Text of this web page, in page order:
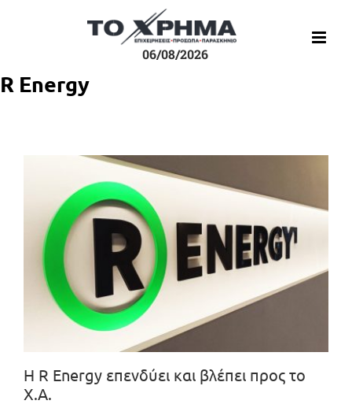
06/08/2026
R Energy
Η R Energy επενδύει και βλέπει προς το
Χ.Α.